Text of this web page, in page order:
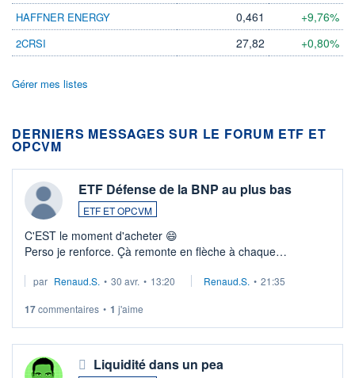
HAFFNER ENERGY 0,461 +9,76%
2CRSI 27,82 +0,80%
Gérer mes listes
DERNIERS MESSAGES SUR LE FORUM ETF ET
OPCVM
ETF Défense de la BNP au plus bas
ETF ET OPCVM
C'EST le moment d'acheter 😄​
Perso je renforce. Çà remonte en flèche à chaque
Investissement long terme tip top pour sa retraite.
par Renaud.S. • 30 avr. • 13:20 Renaud.S. • 21:35
17commentaires • 1 j'aime
Liquidité dans un pea